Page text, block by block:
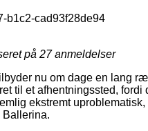
b1c2-cad93f28de94
på 27anmeldelser
nu om dage en lang
til et afhentningssted,
ekstremt
Ballerina.